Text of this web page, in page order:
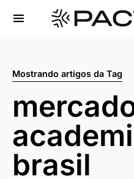
Mostrando artigos da Tag
brasil